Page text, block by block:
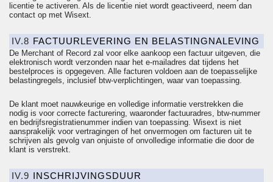
licentie te activeren. Als de licentie niet wordt geactiveerd, neem dan
contact op met Wisext.
IV.8 FACTUURLEVERING EN BELASTINGNALEVING
De Merchant of Record zal voor elke aankoop een factuur uitgeven, die
elektronisch wordt verzonden naar het e-mailadres dat tijdens het
bestelproces is opgegeven. Alle facturen voldoen aan de toepasselijke
belastingregels, inclusief btw-verplichtingen, waar van toepassing.
De klant moet nauwkeurige en volledige informatie verstrekken die
nodig is voor correcte facturering, waaronder factuuradres, btw-nummer
en bedrijfsregistratienummer indien van toepassing. Wisext is niet
aansprakelijk voor vertragingen of het onvermogen om facturen uit te
schrijven als gevolg van onjuiste of onvolledige informatie die door de
klant is verstrekt.
IV.9 INSCHRIJVINGSDUUR